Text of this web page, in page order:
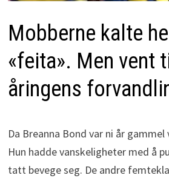
Mobberne kalte
«feita». Men vent
åringens
Da Breanna Bond var ni år gammel
Hun hadde vanskeligheter med å
tatt bevege seg. De andre